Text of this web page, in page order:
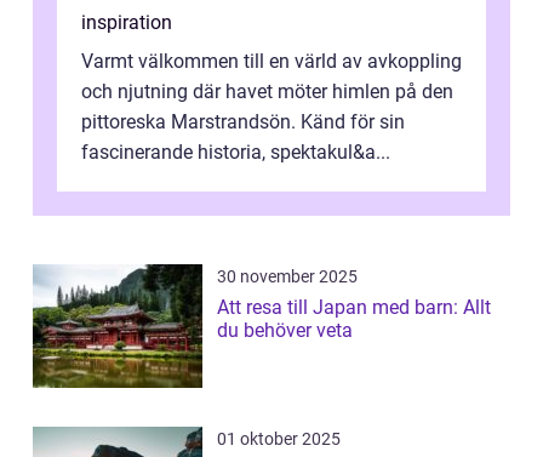
inspiration
Varmt välkommen till en värld av avkoppling
och njutning där havet möter himlen på den
pittoreska Marstrandsön. Känd för sin
fascinerande historia, spektakul&a...
30 november 2025
Att resa till Japan med barn: Allt
du behöver veta
01 oktober 2025